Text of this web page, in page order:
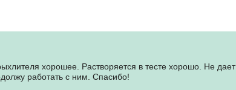
хорошее. Растворяется в тесте хорошо. Не дает
работать с ним. Спасибо!